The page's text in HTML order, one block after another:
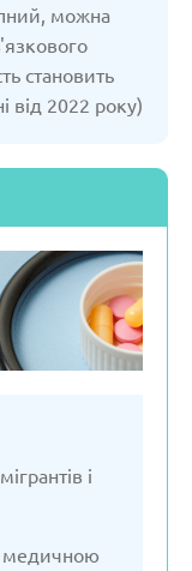
можна
становить
від 2022 року)
і
медичною